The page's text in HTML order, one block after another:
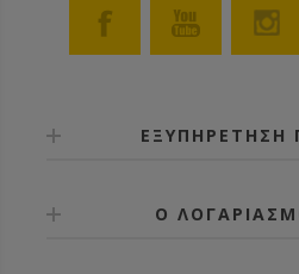
ΕΞΥΠΗΡΕΤΗΣΗ
Ο